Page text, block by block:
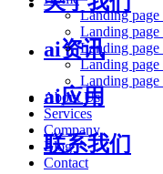
ai资讯
ai应用
联系我们
Landing page
Landing page
Landing page
Landing page
Landing page
About Us
Services
Company
Blog
Contact